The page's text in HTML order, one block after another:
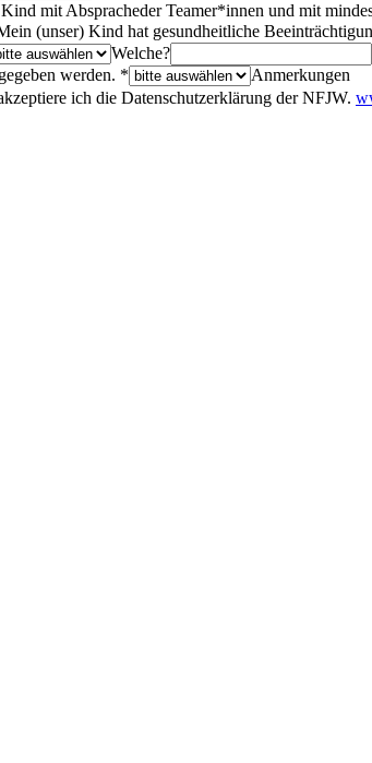
mit Abspracheder Teamer*innen und mit
(unser) Kind hat gesundheitliche
Welche?
werden. *
Anmerkungen
ich die Datenschutzerklärung der NFJW.